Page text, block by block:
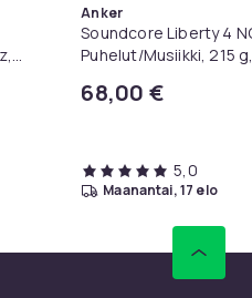
Anker
Soundcore Liberty 4
Puhelut/Musiikki, 215
68,00 €
5,0
maanantai, 17 elo